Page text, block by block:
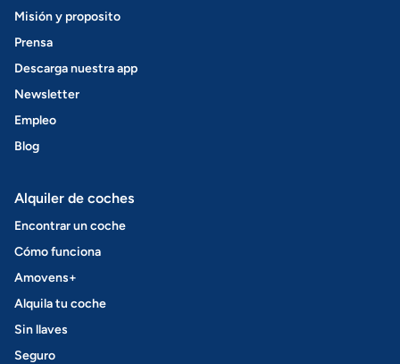
Misión y proposito
Prensa
Descarga nuestra app
Newsletter
Empleo
Blog
Alquiler de coches
Encontrar un coche
Cómo funciona
Amovens+
Alquila tu coche
Sin llaves
Seguro